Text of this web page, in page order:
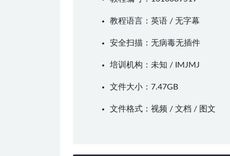
教程语言：英语 / 无字幕
安全扫描：无病毒无插件
培训机构：未知 / IMJMJ
文件大小：7.47GB
文件格式：视频 / 文档 / 图文